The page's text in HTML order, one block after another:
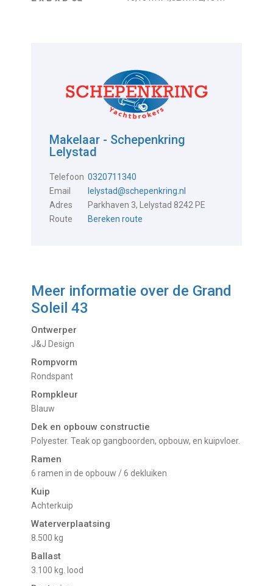
Makelaar - Schepenkring
Lelystad
Telefoon 0320711340
Email
lelystad@schepenkring.nl
Adres
Parkhaven 3, Lelystad 8242 PE
Route
Bereken route
Meer informatie over de Grand
Soleil 43
Ontwerper
J&J Design
Rompvorm
Rondspant
Rompkleur
Blauw
Dek en opbouw constructie
Polyester. Teak op gangboorden, opbouw, en kuipvloer.
Ramen
6 ramen in de opbouw / 6 dekluiken
Kuip
Achterkuip
Waterverplaatsing
8.500 kg
Ballast
3.100 kg. lood